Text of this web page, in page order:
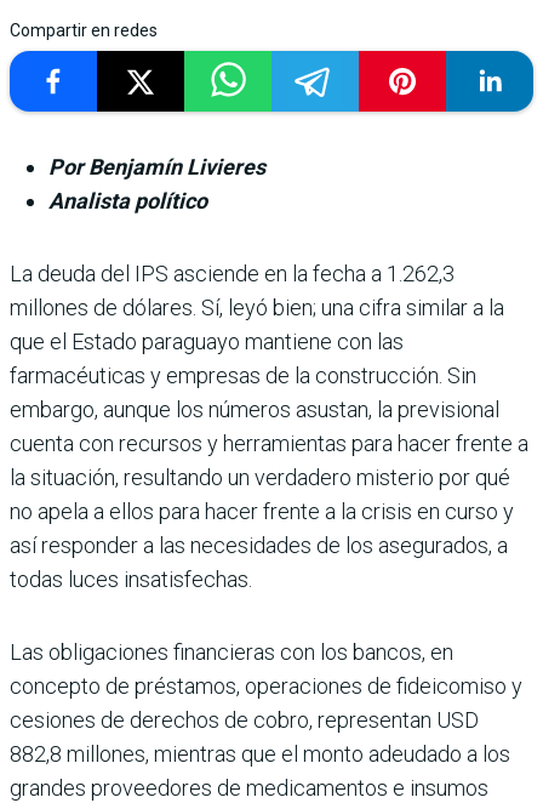
Compartir en redes
Por Benjamín Livieres
Analista político
La deuda del IPS asciende en la fecha a 1.262,3
millones de dólares. Sí, leyó bien; una cifra similar a la
que el Estado paraguayo mantiene con las
farmacéuticas y empresas de la construcción. Sin
embargo, aunque los números asustan, la previsional
cuenta con recursos y herramientas para hacer frente a
la situación, resultando un verdadero misterio por qué
no apela a ellos para hacer frente a la crisis en curso y
así responder a las necesidades de los asegurados, a
todas luces insatisfechas.
Las obligaciones financieras con los bancos, en
concepto de préstamos, operaciones de fideicomiso y
cesiones de derechos de cobro, representan USD
882,8 millones, mientras que el monto adeudado a los
grandes proveedores de medicamentos e insumos